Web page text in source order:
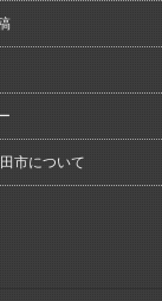
市について